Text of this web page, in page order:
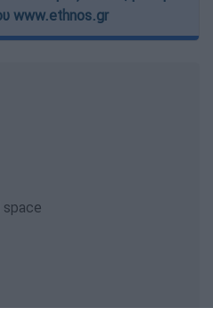
www.ethnos.gr